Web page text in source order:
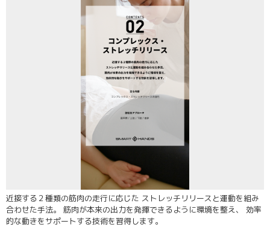
近接する２種類の筋肉の走行に応じた ストレッチリリースと運動を組み
合わせた手法。 筋肉が本来の出力を発揮できるように環境を整え、 効率
的な動きをサポートする技術を習得します。